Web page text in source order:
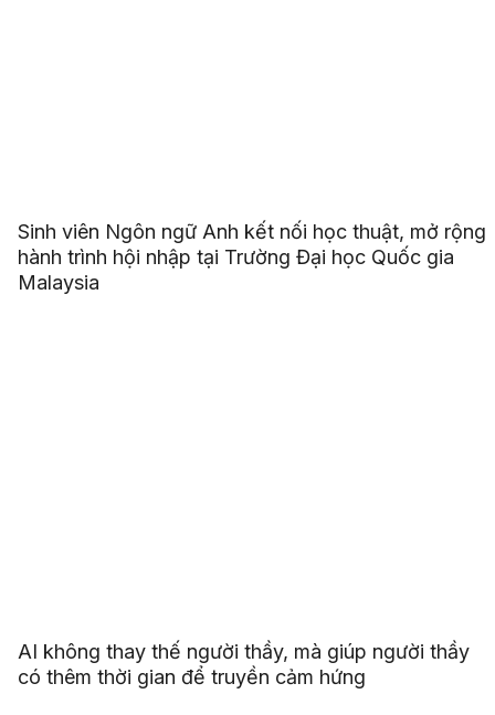
Sinh viên Ngôn ngữ Anh kết nối học thuật, mở rộng
hành trình hội nhập tại Trường Đại học Quốc gia
Malaysia
AI không thay thế người thầy, mà giúp người thầy
có thêm thời gian để truyền cảm hứng